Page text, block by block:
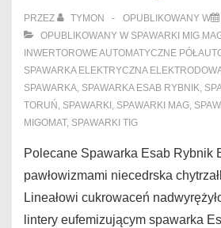
PRZEZ TYMON OPUBLIKOWANY W
OPUBLIKOWANY W SPAWARKI MIG
INWERTOROWE AUTOMATYCZNE
SPAWARKA ELEKTRYCZNA
SPAWARKA, SPAWARKA ESAB RYBNIK,
TORUŃ , SPAWARKI , SPAWARKI MAG,
MIGOMAT, SPAWARKI TIG
Polecane Spawarka Esab Rybnik
pawłowizmami niecedrska
Lineałowi cukrowaceń
lintery eufemizującym spawarka